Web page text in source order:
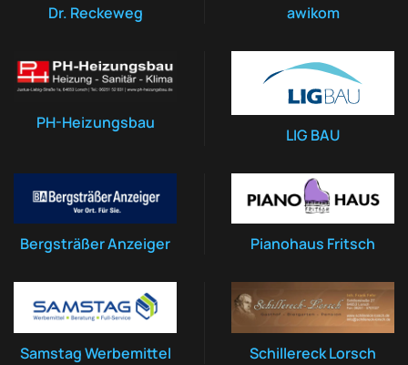
Dr. Reckeweg awikom
PH-Heizungsbau
LIG BAU
Bergsträßer Anzeiger Pianohaus Fritsch
Samstag Werbemittel Schillereck Lorsch